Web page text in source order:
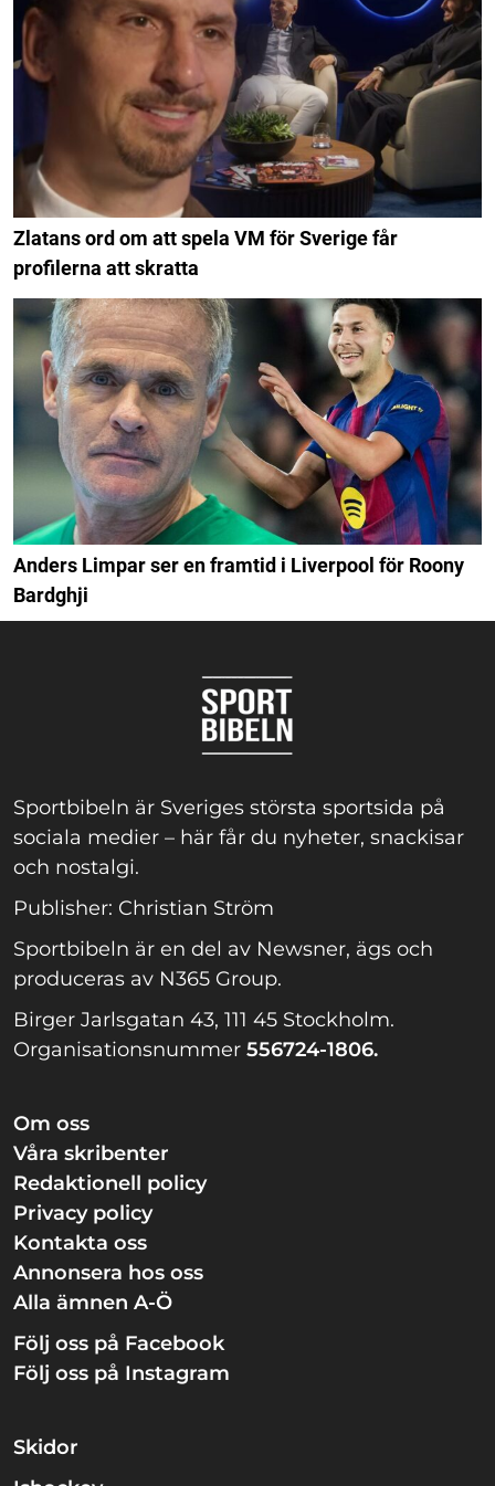
Zlatans ord om att spela VM för Sverige får
profilerna att skratta
Anders Limpar ser en framtid i Liverpool för Roony
Bardghji
Sportbibeln är Sveriges största sportsida på
sociala medier – här får du nyheter, snackisar
och nostalgi.
Publisher: Christian Ström
Sportbibeln är en del av Newsner, ägs och
produceras av N365 Group.
Birger Jarlsgatan 43, 111 45 Stockholm.
Organisationsnummer 556724-1806.
Om oss
Våra skribenter
Redaktionell policy
Privacy policy
Kontakta oss
Annonsera hos oss
Alla ämnen A-Ö
Följ oss på Facebook
Följ oss på Instagram
Skidor